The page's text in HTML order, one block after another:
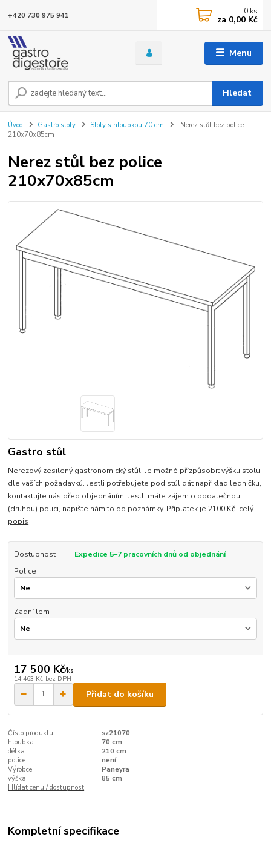
Menu
Hledat
+420 730 975 941 0 ks
za 0,00 Kč
Úvod Gastro stoly Stoly s hloubkou 70 cm
Nerez stůl bez police
210x70x85cm
Nerez stůl bez police
210x70x85cm
Gastro stůl
Nerezový zesilený gastronomický stůl. Je možné přízpůsobit výšku stolu
dle vaších požadavků. Jestli potřebujete pod stůl dát napřiklad ledničku,
kontaktujte nás před objednáním. Jestli máte zájem o dodatečnou
(druhou) polici, napište nám to do poznámky. Příplatek je 2100 Kč. celý
popis
Dostupnost
Expedice 5–7 pracovních dnů od objednání
Police
Zadní lem
17 500 Kč/ks
14 463 Kč bez DPH
Přidat do košíku
Číslo produktu:
sz21070
hloubka:
70 cm
délka:
210 cm
police:
není
Výrobce:
Paneyra
výška:
85 cm
Hlídat cenu / dostupnost
Kompletní specifikace